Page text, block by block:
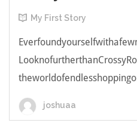
My First Story
joshuaa